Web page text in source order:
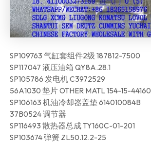
SP109763 气缸套组件2级 187812-7500
SP117047 液压油箱 QY8A.28.1
SP105786 发电机 C3972529
56A1030 垫片 OTHER MATL 154-15-44160
SP106163 机油冷却器盖垫 614010084B
37B0524 调节器
SP116493 散热器总成 TY160C-01-201
SP103674 弹簧 ZL50.12.2-25